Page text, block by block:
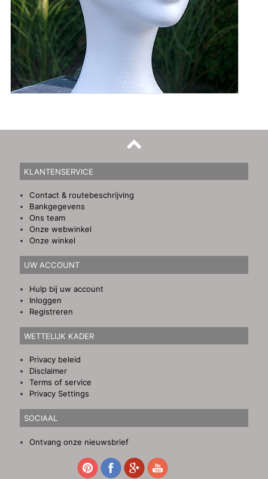
KLANTENSERVICE
Contact & routebeschrijving
Bankgegevens
Ons team
Onze webwinkel
Onze winkel
UW ACCOUNT
Hulp bij uw account
Inloggen
Registreren
WETTELIJK KADER
Privacy beleid
Disclaimer
Terms of service
Privacy Settings
SOCIAAL
Ontvang onze nieuwsbrief